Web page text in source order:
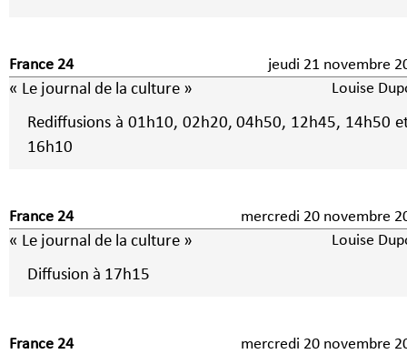
France 24 jeudi 21 novembre
« Le journal de la culture » Louise
Rediffusions à 01h10, 02h20, 04h50, 12h45, 14h50
16h10
France 24 mercredi 20 novembre
« Le journal de la culture » Louise
Diffusion à 17h15
France 24 mercredi 20 novembre